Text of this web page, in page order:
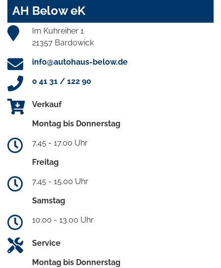
AH Below eK
Im Kuhreiher 1
21357 Bardowick
info@autohaus-below.de
0 41 31 / 122 90
Verkauf
Montag bis Donnerstag
7.45 - 17.00 Uhr
Freitag
7.45 - 15.00 Uhr
Samstag
10.00 - 13.00 Uhr
Service
Montag bis Donnerstag